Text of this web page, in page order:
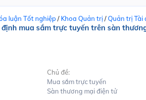
luận Tốt nghiệp/ Khoa Quản trị/Quản trị Tài
mua sắm trực tuyến trên sàn
Chủ đề:
Mua sắm trực tuyến
Sàn thương mại điện tử